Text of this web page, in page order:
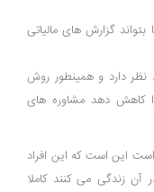
گزارش های مالیاتی
نظر دارد و همینطور روش
کاهش دهد مشاوره های
این است که این افراد
زندگی می کنند کاملا